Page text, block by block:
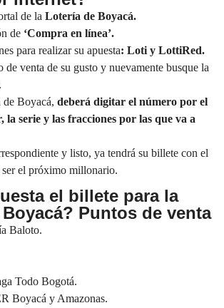
de la Lotería de Boyacá.
de ‘Compra en línea’.
para realizar su apuesta: Loti y LottiRed.
de venta de su gusto y nuevamente busque la
Boyacá, deberá digitar el número por el
la serie y las fracciones por las que va a
y listo, ya tendrá su billete con el
el próximo millonario.
el billete para la
Puntos de venta
Baloto.
Todo Bogotá.
Boyacá y Amazonas.